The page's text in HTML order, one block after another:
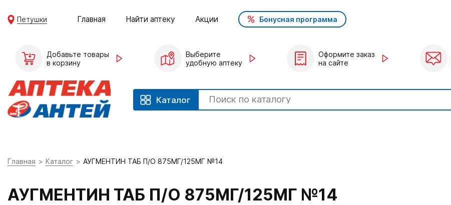
Петушки Главная Найти аптеку Акции Бонусная программа
Добавьте товары
в корзину
Выберите
удобную аптеку
Оформите заказ
на сайте
Каталог
Главная Каталог АУГМЕНТИН ТАБ П/О 875МГ/125МГ №14
АУГМЕНТИН ТАБ П/О 875МГ/125МГ №14